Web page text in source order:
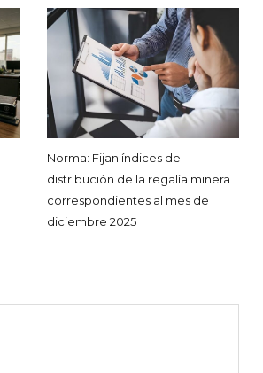
Norma: Fijan índices de
distribución de la regalía minera
correspondientes al mes de
diciembre 2025